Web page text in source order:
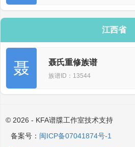
江西省
聂 聂氏重修族谱
族谱ID：13544
© 2026 - KFA谱牒工作室技术支持
备案号： 闽ICP备07041874号-1